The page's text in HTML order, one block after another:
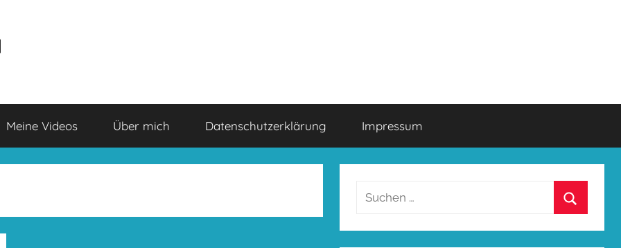
Meine Videos Über mich Datenschutzerklärung Impressum
Suchen